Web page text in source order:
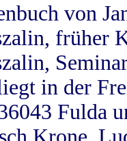
von
früher
in der
Fulda